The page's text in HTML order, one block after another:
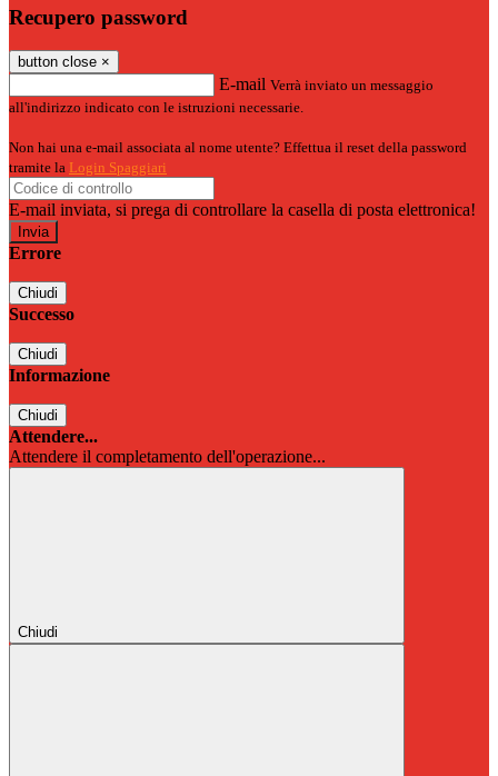
Recupero password
button close ×
E-mail Verrà inviato un messaggio
all'indirizzo indicato con le istruzioni necessarie.
Non hai una e-mail associata al nome utente? Effettua il reset della password
tramite la Login Spaggiari
E-mail inviata, si prega di controllare la casella di posta elettronica!
Errore
Chiudi
Successo
Chiudi
Informazione
Chiudi
Attendere...
Attendere il completamento dell'operazione...
Chiudi